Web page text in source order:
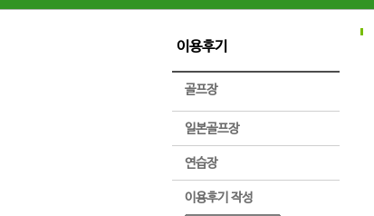
이용후기
골프장
일본골프장
연습장
이용후기 작성